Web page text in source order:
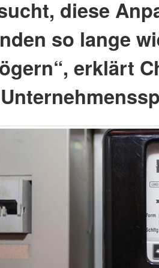
diese
so lange
erklärt